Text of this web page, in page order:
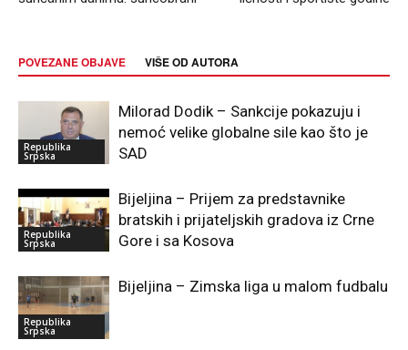
POVEZANE OBJAVE VIŠE OD AUTORA
Republika
Srpska
Milorad Dodik – Sankcije pokazuju i
nemoć velike globalne sile kao što je
SAD
Republika
Srpska
Bijeljina – Prijem za predstavnike
bratskih i prijateljskih gradova iz Crne
Gore i sa Kosova
Republika
Srpska
Bijeljina – Zimska liga u malom fudbalu